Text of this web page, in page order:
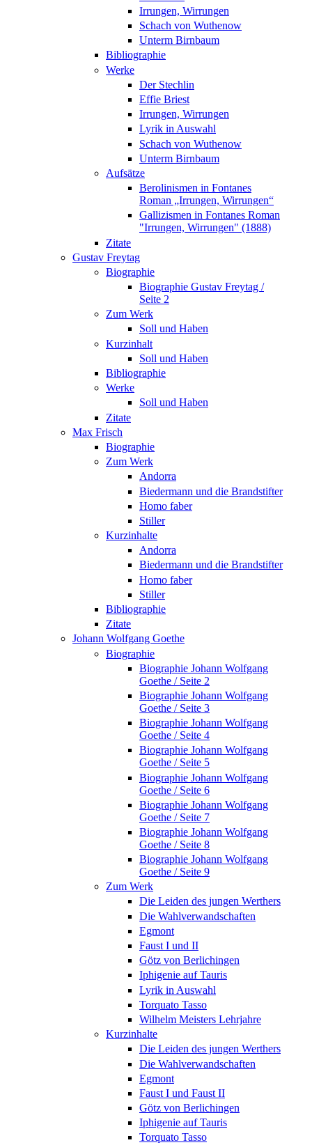
Irrungen, Wirrungen
Schach von Wuthenow
Unterm Birnbaum
Bibliographie
Werke
Der Stechlin
Effie Briest
Irrungen, Wirrungen
Lyrik in Auswahl
Schach von Wuthenow
Unterm Birnbaum
Aufsätze
Berolinismen in Fontanes
Roman „Irrungen, Wirrungen“
Gallizismen in Fontanes Roman
"Irrungen, Wirrungen" (1888)
Zitate
Gustav Freytag
Biographie
Biographie Gustav Freytag /
Seite 2
Zum Werk
Soll und Haben
Kurzinhalt
Soll und Haben
Bibliographie
Werke
Soll und Haben
Zitate
Max Frisch
Biographie
Zum Werk
Andorra
Biedermann und die Brandstifter
Homo faber
Stiller
Kurzinhalte
Andorra
Biedermann und die Brandstifter
Homo faber
Stiller
Bibliographie
Zitate
Johann Wolfgang Goethe
Biographie
Biographie Johann Wolfgang
Goethe / Seite 2
Biographie Johann Wolfgang
Goethe / Seite 3
Biographie Johann Wolfgang
Goethe / Seite 4
Biographie Johann Wolfgang
Goethe / Seite 5
Biographie Johann Wolfgang
Goethe / Seite 6
Biographie Johann Wolfgang
Goethe / Seite 7
Biographie Johann Wolfgang
Goethe / Seite 8
Biographie Johann Wolfgang
Goethe / Seite 9
Zum Werk
Die Leiden des jungen Werthers
Die Wahlverwandschaften
Egmont
Faust I und II
Götz von Berlichingen
Iphigenie auf Tauris
Lyrik in Auswahl
Torquato Tasso
Wilhelm Meisters Lehrjahre
Kurzinhalte
Die Leiden des jungen Werthers
Die Wahlverwandschaften
Egmont
Faust I und Faust II
Götz von Berlichingen
Iphigenie auf Tauris
Torquato Tasso